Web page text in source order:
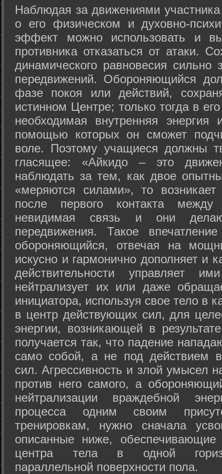
Hаблюдая за движениями
о его физическом и духовно-
эффект можно использовать и
противника отказаться от атаки.
динамического равновесия сильно
передвижений. Обороняющийся
фазе покоя или действий,
истинном Центре; только тогда в
необходимая внутренняя
помощью которых он сможет
воле. Поэтому учащиеся должны
гласящее: «Айкидо – это
наблюдать за тем, как двое
«меряются силами», то возникает
после первого контакта
невидимая связь и они
передвижения. Такое
обороняющийся, отвечая на
искусно и гармонично дополняет и
действительности управляет
нейтрализует их или даже
инициатора, используя свое тело в
в центр действующих сил, для
энергии, возникающей в
получается так, что падение
само собой, а не под действием
сил. Агрессивность и злой умысел
против него самого, а
нейтрализации враждебной
процесса одним своим
тренировкам, нужно сначала
описанные ниже, обеспечивающие
центра тела в одной
параллельной поверхности пола.